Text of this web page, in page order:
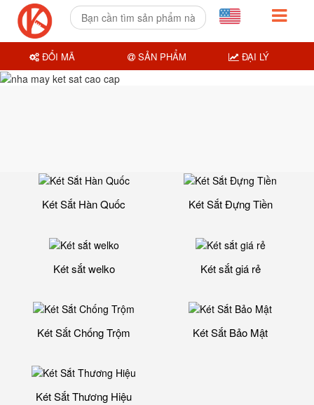
Két Sắt Hàn Quốc Két Sắt Đựng Tiền
Két sắt welko Két sắt giá rẻ
Két Sắt Chống Trộm Két Sắt Bảo Mật
Két Sắt Thương Hiệu
ĐỔI MÃ SẢN PHẨM ĐẠI LÝ